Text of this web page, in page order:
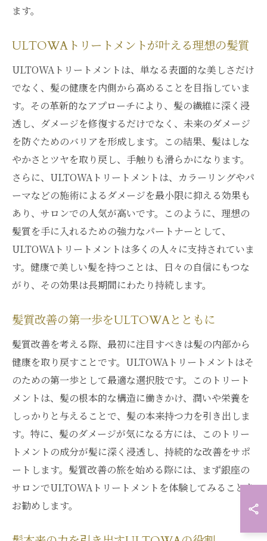
ます。
ULTOWAトリートメントが叶える理想の髪質
ULTOWAトリートメントは、単なる表面的な美しさだけ
でなく、髪の健康を内側から高めることを目指していま
す。その革新的なアプローチにより、髪の繊維に深く浸
透し、ダメージを修復するだけでなく、未来のダメージ
を防ぐためのバリアを形成します。この結果、髪はしな
やかさとツヤを取り戻し、手触りも滑らかになります。
さらに、ULTOWAトリートメントは、カラーリングやパ
ーマなどの施術によるダメージを最小限に抑える効果も
あり、サロンでの人気が高いです。このように、理想の
髪質を手に入れるための強力なパートナーとして、
ULTOWAトリートメントは多くの人々に支持されていま
す。健康で美しい髪を持つことは、日々の自信にもつな
がり、その効果は長期間にわたり持続します。
髪質改善の第一歩をULTOWAとともに
髪質改善を考える際、最初に注目すべきは髪の内部から
健康を取り戻すことです。ULTOWAトリートメントはそ
のための第一歩として最適な選択肢です。このトリート
メントは、髪の根本的な構造に働きかけ、潤いや栄養を
しっかりと与えることで、髪の本来持つ力を引き出しま
す。特に、髪のダメージが気になる方には、このトリー
トメントの成分が髪に深く浸透し、持続的な改善をサポ
ートします。髪質改善の旅を始める際には、まず銀座の
サロンでULTOWAトリートメントを体験してみることを
お勧めします。